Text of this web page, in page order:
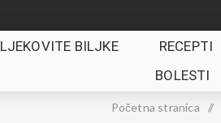
LJEKOVITE BILJKE RECEPTI
BOLESTI
Početna stranica /